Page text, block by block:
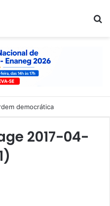
democrática
2017-04-